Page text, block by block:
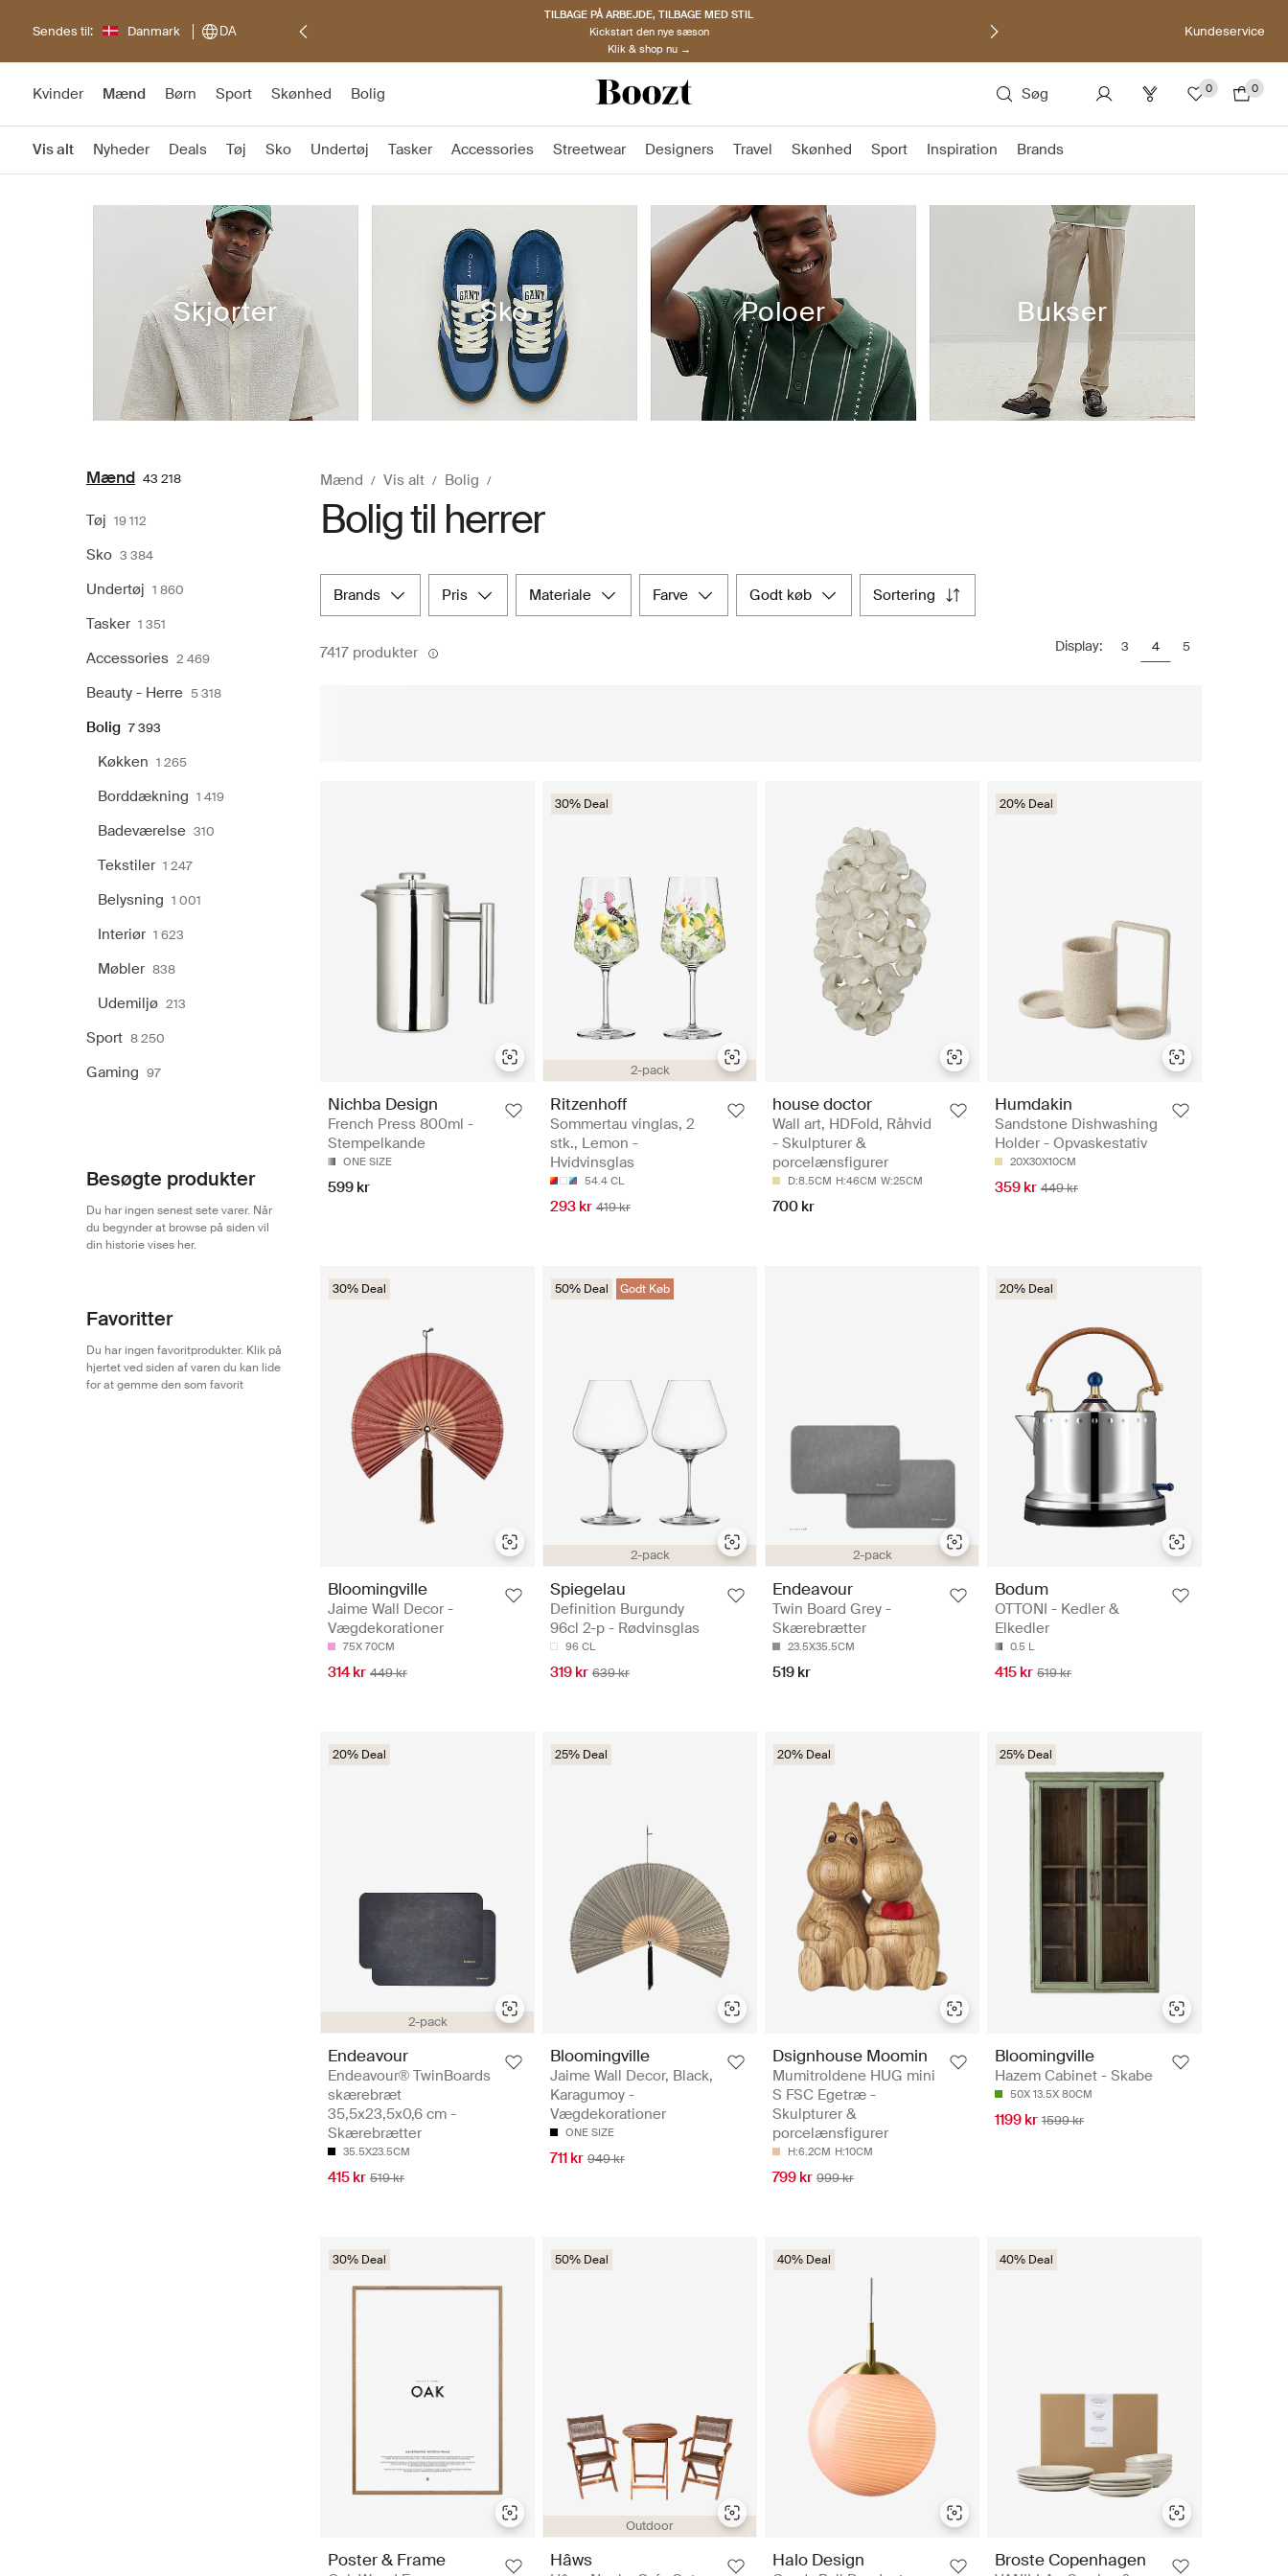
Sendes til: Danmark DA
TILBAGE PÅ ARBEJDE, TILBAGE MED STIL
Kickstart den nye sæson
Klik & shop nu →
Kundeservice
Kvinder Mænd Børn Sport Skønhed Bolig Søg 0 0
Vis alt Nyheder Deals Tøj Sko Undertøj Tasker Accessories Streetwear Designers Travel Skønhed Sport Inspiration Brands
Skjorter Sko Poloer Bukser
Mænd 43 218
Tøj 19 112
Sko 3 384
Undertøj 1 860
Tasker 1 351
Accessories 2 469
Beauty - Herre 5 318
Bolig 7 393
Køkken 1 265
Borddækning 1 419
Badeværelse 310
Tekstiler 1 247
Belysning 1 001
Interiør 1 623
Møbler 838
Udemiljø 213
Sport 8 250
Gaming 97
Besøgte produkter
Du har ingen senest sete varer. Når
du begynder at browse på siden vil
din historie vises her.
Favoritter
Du har ingen favoritprodukter. Klik på
hjertet ved siden af varen du kan lide
for at gemme den som favorit
Mænd Vis alt Bolig
Bolig til herrer
brands pris materiale farve godt køb sortering
7417 produkter Display: 3 4 5
Nichba Design
French Press 800ml -
Stempelkande
ONE SIZE
599 kr
2-pack
30% Deal
Ritzenhoff
Sommertau vinglas, 2
stk., Lemon -
Hvidvinsglas
54.4 CL
293 kr 419 kr
house doctor
Wall art, HDFold, Råhvid
- Skulpturer &
porcelænsfigurer
D:8.5CM H:46CM W:25CM
700 kr
20% Deal
Humdakin
Sandstone Dishwashing
Holder - Opvaskestativ
20X30X10CM
359 kr 449 kr
30% Deal
Bloomingville
Jaime Wall Decor -
Vægdekorationer
75X 70CM
314 kr 449 kr
2-pack
50% Deal Godt Køb
Spiegelau
Definition Burgundy
96cl 2-p - Rødvinsglas
96 CL
319 kr 639 kr
2-pack
Endeavour
Twin Board Grey -
Skærebrætter
23.5X35.5CM
519 kr
20% Deal
Bodum
OTTONI - Kedler &
Elkedler
0.5 L
415 kr 519 kr
2-pack
20% Deal
Endeavour
Endeavour® TwinBoards
skærebræt
35,5x23,5x0,6 cm -
Skærebrætter
35.5X23.5CM
415 kr 519 kr
25% Deal
Bloomingville
Jaime Wall Decor, Black,
Karagumoy -
Vægdekorationer
ONE SIZE
711 kr 949 kr
20% Deal
Dsignhouse Moomin
Mumitroldene HUG mini
S FSC Egetræ -
Skulpturer &
porcelænsfigurer
H:6.2CM H:10CM
799 kr 999 kr
25% Deal
Bloomingville
Hazem Cabinet - Skabe
50X 13.5X 80CM
1199 kr 1599 kr
30% Deal
Poster & Frame
Outdoor
50% Deal
Hâws
40% Deal
Halo Design
40% Deal
Broste Copenhagen